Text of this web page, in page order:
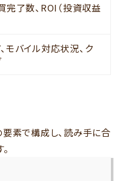
完了数、ROI（投資収益
モバイル対応状況、ク
要素で構成し、読み手に合